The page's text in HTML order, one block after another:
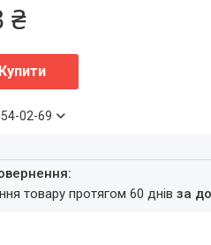
₴
Купити
02-69
товару протягом 60 днівза